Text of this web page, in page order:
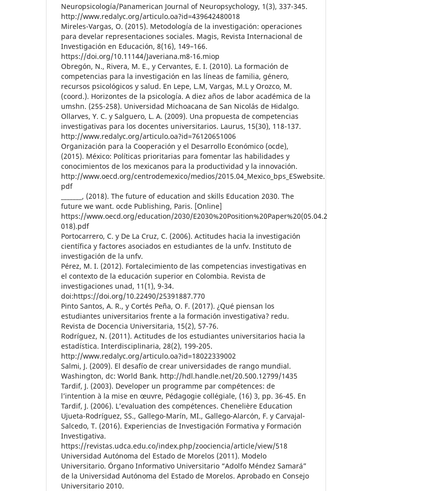
Neuropsicología/Panamerican Journal of Neuropsychology, 1(3), 337-345.
http://www.redalyc.org/articulo.oa?id=439642480018
Mireles-Vargas, O. (2015). Metodología de la investigación: operaciones
para develar representaciones sociales. Magis, Revista Internacional de
Investigación en Educación, 8(16), 149–166.
https://doi.org/10.11144/Javeriana.m8-16.miop
Obregón, N., Rivera, M. E., y Cervantes, E. I. (2010). La formación de
competencias para la investigación en las líneas de familia, género,
recursos psicológicos y salud. En Lepe, L.M, Vargas, M.L y Orozco, M.
(coord.). Horizontes de la psicología. A diez años de labor académica de la
umshn. (255-258). Universidad Michoacana de San Nicolás de Hidalgo.
Ollarves, Y. C. y Salguero, L. A. (2009). Una propuesta de competencias
investigativas para los docentes universitarios. Laurus, 15(30), 118-137.
http://www.redalyc.org/articulo.oa?id=76120651006
Organización para la Cooperación y el Desarrollo Económico (ocde),
(2015). México: Políticas prioritarias para fomentar las habilidades y
conocimientos de los mexicanos para la productividad y la innovación.
http://www.oecd.org/centrodemexico/medios/2015.04_Mexico_bps_ESwebsite.
pdf
_______, (2018). The future of education and skills Education 2030. The
future we want. ocde Publishing, Paris. [Online]
https://www.oecd.org/education/2030/E2030%20Position%20Paper%20(05.04.2
018).pdf
Portocarrero, C. y De La Cruz, C. (2006). Actitudes hacia la investigación
científica y factores asociados en estudiantes de la unfv. Instituto de
investigación de la unfv.
Pérez, M. I. (2012). Fortalecimiento de las competencias investigativas en
el contexto de la educación superior en Colombia. Revista de
investigaciones unad, 11(1), 9-34.
doi:https://doi.org/10.22490/25391887.770
Pinto Santos, A. R., y Cortés Peña, O. F. (2017). ¿Qué piensan los
estudiantes universitarios frente a la formación investigativa? redu.
Revista de Docencia Universitaria, 15(2), 57-76.
Rodríguez, N. (2011). Actitudes de los estudiantes universitarios hacia la
estadística. Interdisciplinaria, 28(2), 199-205.
http://www.redalyc.org/articulo.oa?id=18022339002
Salmi, J. (2009). El desafío de crear universidades de rango mundial.
Washington, dc: World Bank. http://hdl.handle.net/20.500.12799/1435
Tardif, J. (2003). Developer un programme par compétences: de
l’intention à la mise en œuvre, Pédagogie collégiale, (16) 3, pp. 36-45. En
Tardif, J. (2006). L’evaluation des compétences. Chenelière Education
Ujueta-Rodríguez, SS., Gallego-Marín, MI., Gallego-Alarcón, F. y Carvajal-
Salcedo, T. (2016). Experiencias de Investigación Formativa y Formación
Investigativa.
https://revistas.udca.edu.co/index.php/zoociencia/article/view/518
Universidad Autónoma del Estado de Morelos (2011). Modelo
Universitario. Órgano Informativo Universitario “Adolfo Méndez Samará”
de la Universidad Autónoma del Estado de Morelos. Aprobado en Consejo
Universitario 2010.